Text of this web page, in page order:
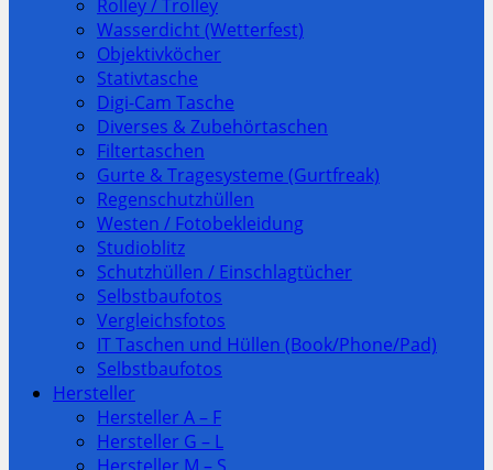
Rolley / Trolley
Wasserdicht (Wetterfest)
Objektivköcher
Stativtasche
Digi-Cam Tasche
Diverses & Zubehörtaschen
Filtertaschen
Gurte & Tragesysteme (Gurtfreak)
Regenschutzhüllen
Westen / Fotobekleidung
Studioblitz
Schutzhüllen / Einschlagtücher
Selbstbaufotos
Vergleichsfotos
IT Taschen und Hüllen (Book/Phone/Pad)
Selbstbaufotos
Hersteller
Hersteller A – F
Hersteller G – L